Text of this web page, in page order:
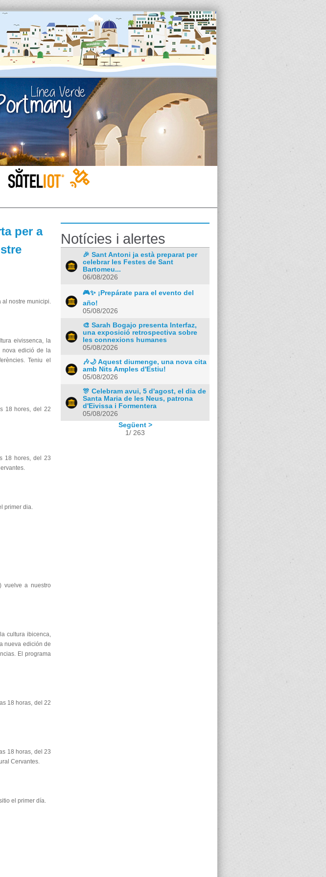
per a
al nostre municipi.
eivissenca, la
nova edició de la
Teniu el
18 hores, del 22
18 hores, del 23
primer dia.
vuelve a nuestro
cultura ibicenca,
nueva edición de
El programa
18 horas, del 22
18 horas, del 23
Cervantes.
el primer día.
Notícies i alertes
🎉 Sant Antoni ja està preparat per
celebrar les Festes de Sant
Bartomeu...
06/08/2026
🎮✨ ¡Prepárate para el evento del
año!
05/08/2026
🎨 Sarah Bogajo presenta Interfaz,
una exposició retrospectiva sobre
les connexions humanes
05/08/2026
🎶🌙 Aquest diumenge, una nova cita
amb Nits Amples d'Estiu!
05/08/2026
🎊 Celebram avui, 5 d'agost, el dia de
Santa Maria de les Neus, patrona
d'Eivissa i Formentera
05/08/2026
Següent >
1/ 263